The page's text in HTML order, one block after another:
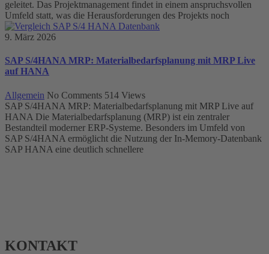
geleitet. Das Projektmanagement findet in einem anspruchsvollen
Umfeld statt, was die Herausforderungen des Projekts noch
9. März 2026
SAP S/4HANA MRP: Materialbedarfsplanung mit MRP Live
auf HANA
Allgemein No Comments 514 Views
SAP S/4HANA MRP: Materialbedarfsplanung mit MRP Live auf
HANA Die Materialbedarfsplanung (MRP) ist ein zentraler
Bestandteil moderner ERP-Systeme. Besonders im Umfeld von
SAP S/4HANA ermöglicht die Nutzung der In-Memory-Datenbank
SAP HANA eine deutlich schnellere
KONTAKT